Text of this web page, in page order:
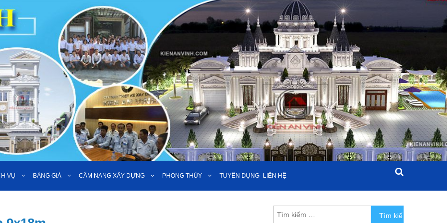
VỤ BẢNG GIÁ CẨM NANG XÂY DỰNG PHONG THỦY TUYỂN DỤNG LIÊN HỆ
Tìm kiếm cho: